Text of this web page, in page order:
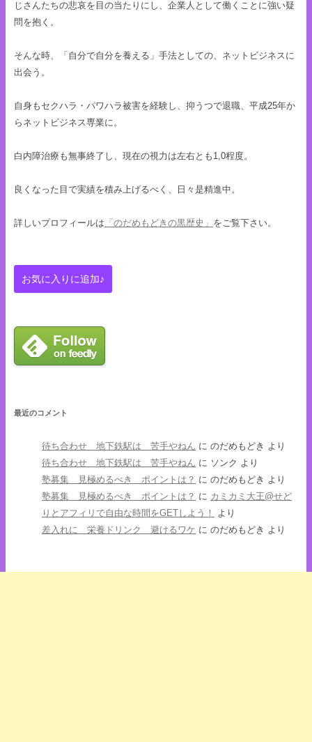
じさんたちの悲哀を目の当たりにし、企業人として働くことに強い疑
問を抱く。
そんな時、「自分で自分を養える」手法としての、ネットビジネスに
出会う。
自身もセクハラ・パワハラ被害を経験し、抑うつで退職、平成25年か
らネットビジネス専業に。
白内障治療も無事終了し、現在の視力は左右とも1,0程度。
良くなった目で実績を積み上げるべく、日々是精進中。
詳しいプロフィールは 「のだめもどきの黒歴史」 をご覧下さい。
最近のコメント
待ち合わせ 地下鉄駅は 苦手やねん に のだめもどき より
待ち合わせ 地下鉄駅は 苦手やねん に ソンク より
塾募集 見極めるべき ポイントは？ に のだめもどき より
塾募集 見極めるべき ポイントは？ に カミカミ大王@せど
りとアフィリで自由な時間をGETしよう！
より
差入れに 栄養ドリンク 避けるワケ に のだめもどき より